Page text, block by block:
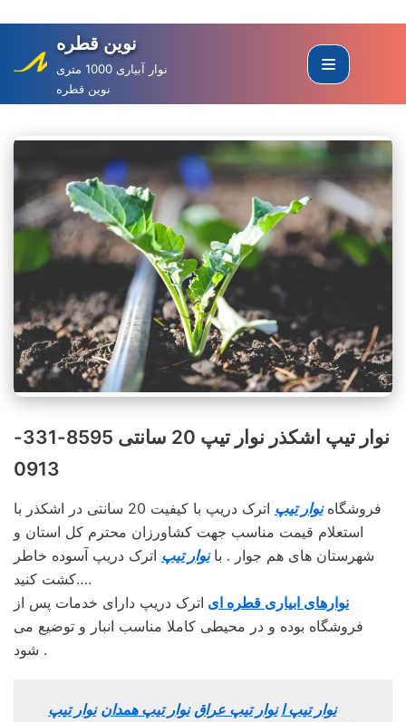
to
content
نوین قطره
نوار آبیاری 1000 متری
نوین قطره
نوار تیپ اشکذر نوار تیپ 20 سانتی 8595-331-
0913
فروشگاهنوار تیپ
اترک دریپ با کیفیت 20 سانتی در اشکذر با
استعلام قیمت مناسب جهت کشاورزان محترم کل استان و
شهرستان های هم جوار . بانوار تیپ اترک دریپ آسوده خاطر
کشت کنید….
نوارهای ابیاری قطره ای اترک دریپ دارای خدمات پس از
فروشگاه بوده و در محیطی کاملا مناسب انبار و توضیع می
شود .
نوار تیپ ا نوار تیپ عراق نوار تیپ همدان نوار تیپ